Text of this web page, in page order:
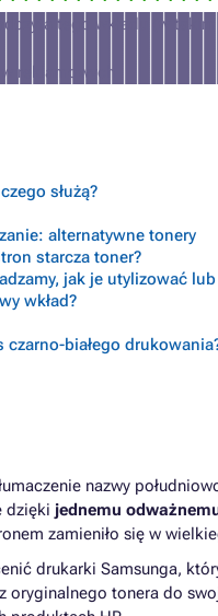
tego wkładu (w
reklamowych
służą?
alternatywne tonery
starcza toner?
jak je utylizować
wkład?
białego
nazwy
dzięki jednemu
zamieniło się w
drukarki Samsunga,
oryginalnego tonera do